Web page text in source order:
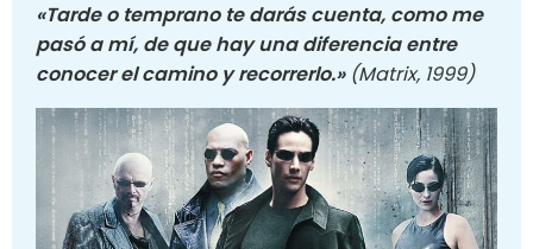
«Tarde o temprano te darás cuenta, como me
pasó a mí, de que hay una diferencia entre
conocer el camino y recorrerlo.» (Matrix, 1999)